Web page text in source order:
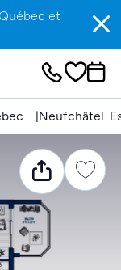
et
Neufchâtel-